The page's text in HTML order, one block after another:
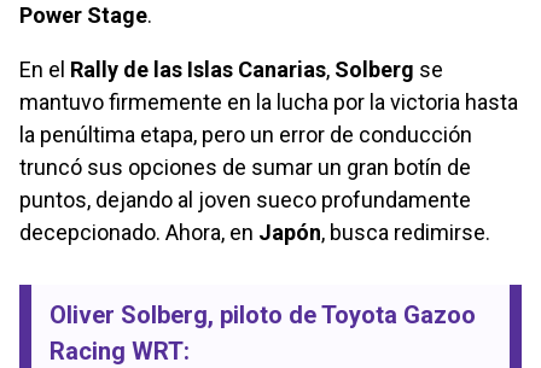
Power Stage.
En el Rally de las Islas Canarias, Solberg se
mantuvo firmemente en la lucha por la victoria hasta
la penúltima etapa, pero un error de conducción
truncó sus opciones de sumar un gran botín de
puntos, dejando al joven sueco profundamente
decepcionado. Ahora, en Japón, busca redimirse.
Oliver Solberg, piloto de Toyota Gazoo
Racing WRT: